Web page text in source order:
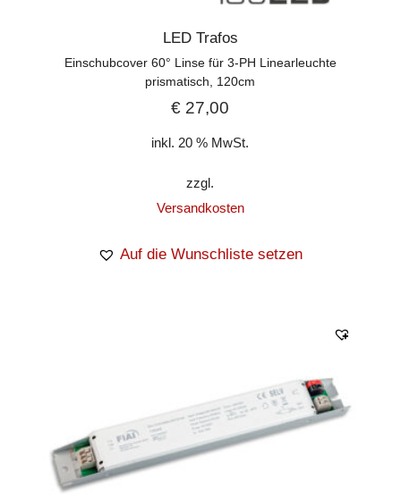
LED Trafos
Einschubcover 60° Linse für 3-PH Linearleuchte
prismatisch, 120cm
€ 27,00
inkl. 20 % MwSt.
zzgl.
Versandkosten
Auf die Wunschliste setzen